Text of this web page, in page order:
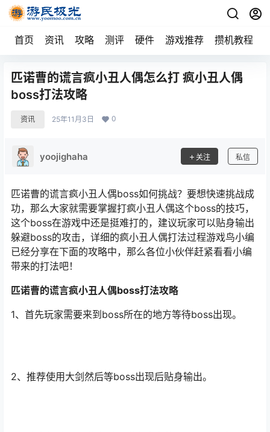
首页 资讯 攻略 测评 硬件 游戏推荐 攒机教程
匹诺曹的谎言疯小丑人偶怎么打 疯小丑人偶
boss打法攻略
资讯 25年11月3日 0
yoojighaha 关注 私信
匹诺曹的谎言疯小丑人偶boss如何挑战？要想快速挑战成
功，那么大家就需要掌握打疯小丑人偶这个boss的技巧，
这个boss在游戏中还是挺难打的，建议玩家可以贴身输出
躲避boss的攻击，详细的疯小丑人偶打法过程游戏鸟小编
已经分享在下面的攻略中，那么各位小伙伴赶紧看看小编
带来的打法吧！
匹诺曹的谎言疯小丑人偶boss打法攻略
1、首先玩家需要来到boss所在的地方等待boss出现。
2、推荐使用大剑然后等boss出现后贴身输出。